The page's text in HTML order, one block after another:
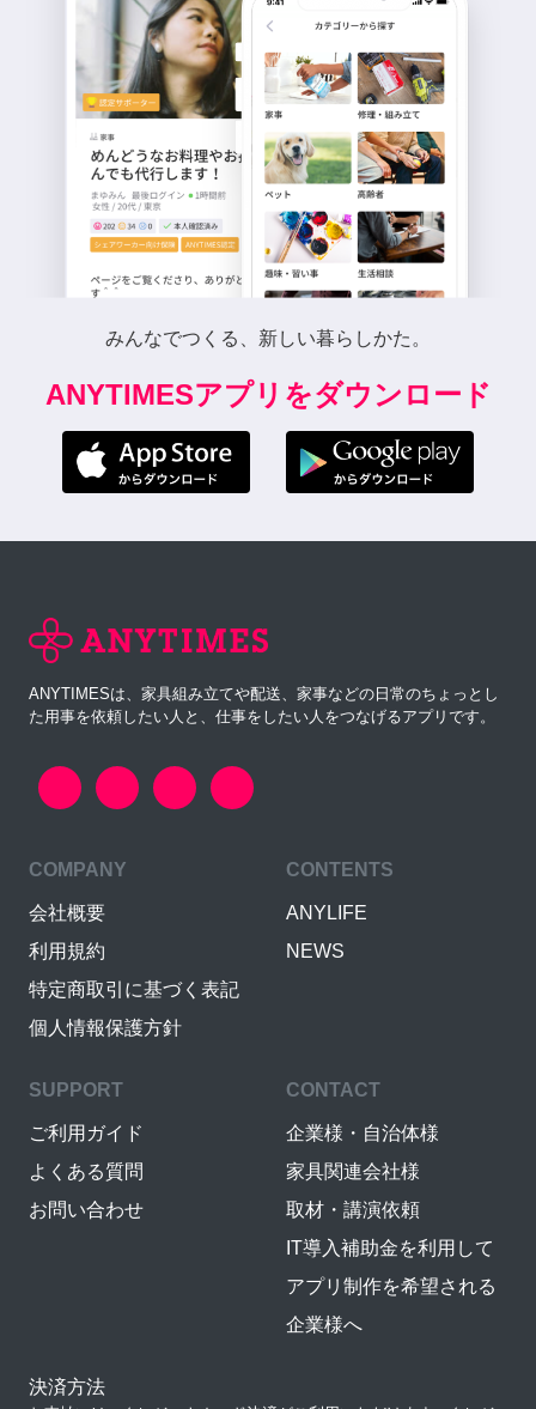
みんなでつくる、新しい暮らしかた。
ANYTIMESアプリをダウンロード
ANYTIMESは、家具組み立てや配送、家事などの日常のちょっとし
た用事を依頼したい人と、仕事をしたい人をつなげるアプリです。
COMPANY
会社概要
利用規約
特定商取引に基づく表記
個人情報保護方針
CONTENTS
ANYLIFE
NEWS
SUPPORT
ご利用ガイド
よくある質問
お問い合わせ
CONTACT
企業様・自治体様
家具関連会社様
取材・講演依頼
IT導入補助金を利用して
アプリ制作を希望される
企業様へ
決済方法